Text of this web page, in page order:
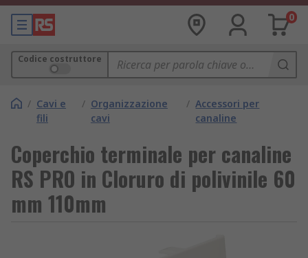
0
Codice costruttore
/ Cavi e
fili
/ Organizzazione
cavi
/ Accessori per
canaline
Coperchio terminale per canaline
RS PRO in Cloruro di polivinile 60
mm 110mm